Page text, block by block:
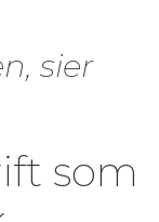
sier
som